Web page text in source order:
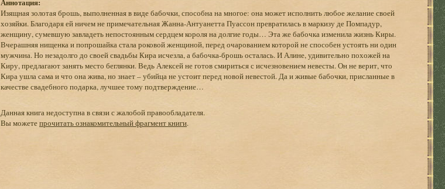
Изящная золотая брошь, выполненная в виде бабочки, способна на многое: она может исполнить любое желание своей
хозяйки. Благодаря ей ничем не примечательная Жанна-Антуанетта Пуассон превратилась в маркизу де Помпадур,
женщину, сумевшую завладеть непостоянным сердцем короля на долгие годы… Эта же бабочка изменила жизнь Киры.
Вчерашняя нищенка и попрошайка стала роковой женщиной, перед очарованием которой не способен устоять ни один
мужчина. Но незадолго до своей свадьбы Кира исчезла, а бабочка-брошь осталась. И Алине, удивительно похожей на
Киру, предлагают занять место беглянки. Ведь Алексей не готов смириться с исчезновением невесты. Он не верит, что
Кира ушла сама и что она жива, но знает – убийца не устоит перед новой невестой. Да и живые бабочки, присланные в
качестве свадебного подарка, лучшее тому подтверждение…
Данная книга недоступна в связи с жалобой правообладателя.
Вы можетепрочитать ознакомительный фрагмент книги.